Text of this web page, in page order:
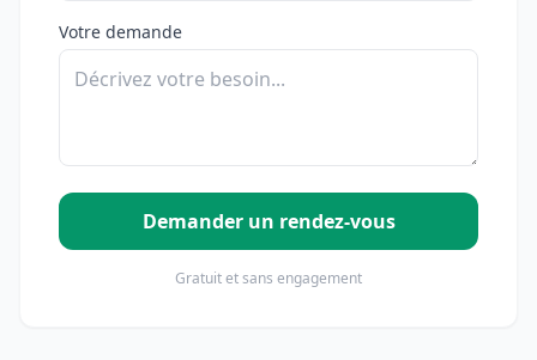
Votre demande
Demander un rendez-vous
Gratuit et sans engagement